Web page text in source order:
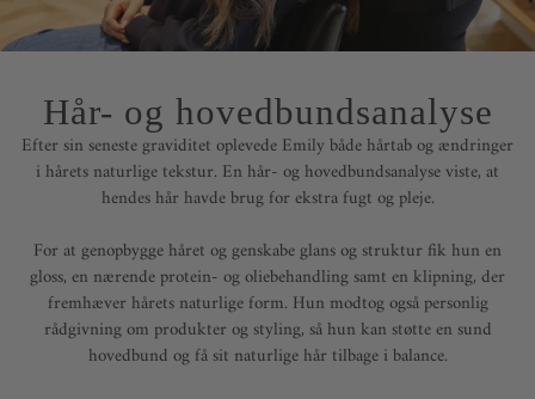
Hår- og hovedbundsanalyse
Efter sin seneste graviditet oplevede Emily både hårtab og ændringer
i hårets naturlige tekstur. En hår- og hovedbundsanalyse viste, at
hendes hår havde brug for ekstra fugt og pleje.
For at genopbygge håret og genskabe glans og struktur fik hun en
gloss, en nærende protein- og oliebehandling samt en klipning, der
fremhæver hårets naturlige form. Hun modtog også personlig
rådgivning om produkter og styling, så hun kan støtte en sund
hovedbund og få sit naturlige hår tilbage i balance.